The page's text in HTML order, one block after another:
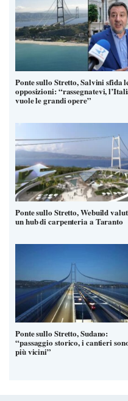
Ponte sullo Stretto, Salvini sfida
opposizioni: “rassegnatevi,
vuole le grandi opere”
Ponte sullo Stretto, Webuild
un hub di carpenteria a Taranto
Ponte sullo Stretto, Sudano:
“passaggio storico, i cantieri
più vicini”